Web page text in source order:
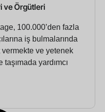
ve Örgütleri
100.000’den fazla
iş bulmalarında
ve yetenek
yardımcı